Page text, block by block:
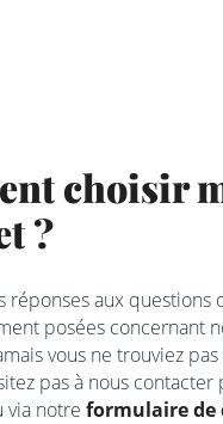
choisir
?
réponses aux questions
posées concernant
vous ne trouviez
pas à nous contacter
notre formulaire de